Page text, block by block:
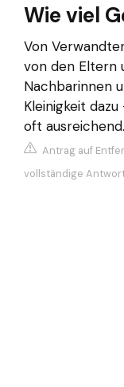
Wie viel
Von
von den Eltern
Nachbarinnen
Kleinigkeit
oft ausreichend.
Antrag auf
vollständige